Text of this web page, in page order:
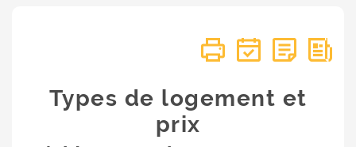
Types de logement et
prix